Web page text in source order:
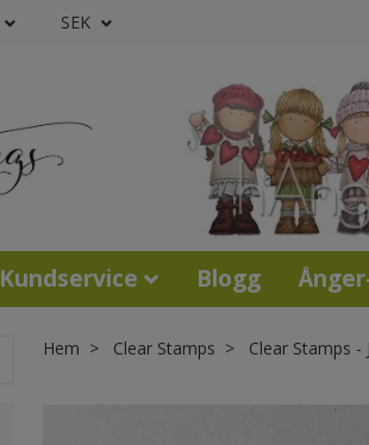
SEK
Kundservice Blogg
Hem Clear Stamps Clear Stamps -